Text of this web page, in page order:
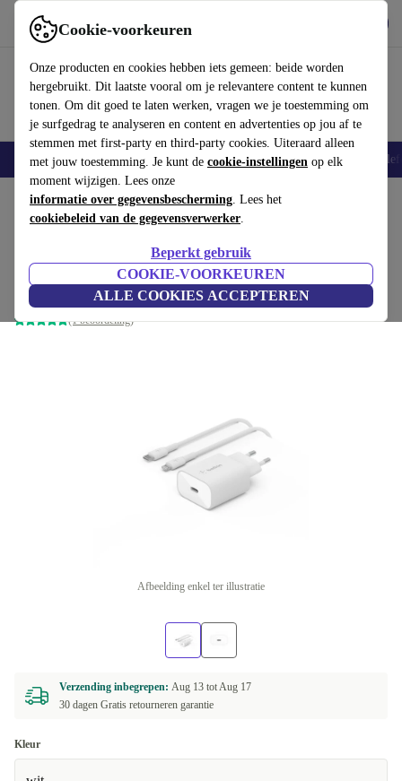
Cookie-voorkeuren
Onze producten en cookies hebben iets gemeen: beide worden
hergebruikt. Dit laatste vooral om je relevantere content te kunnen
tonen. Om dit goed te laten werken, vragen we je toestemming om
je surfgedrag te analyseren en content en advertenties op jou af te
stemmen met first-party en third-party cookies. Uiteraard alleen
met jouw toestemming. Je kunt de cookie-instellingen op elk
moment wijzigen. Lees onze
informatie over gegevensbescherming. Lees het
cookiebeleid van de gegevensverwerker.
Beperkt gebruik
COOKIE-VOORKEUREN
ALLE COOKIES ACCEPTEREN
Gebruik refurbed snel en eenvoudig
Smartphones Laptops Tablets Smartwatches Accessoires
Home Producten Toebehoor Opladers en laadkabels
Snellader (25W) & kabel
(Lightning) | Belkin
wit
(1 beoordeling)
€34,99
Afbeelding enkel ter illustratie
Verzending inbegrepen: Aug 13 totAug 17
30 dagen Gratis retourneren garantie
Kleur